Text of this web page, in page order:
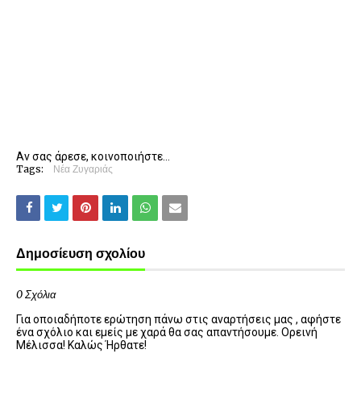
Αν σας άρεσε, κοινοποιήστε...
Tags: Νέα Ζυγαριάς
Δημοσίευση σχολίου
0 Σχόλια
Για οποιαδήποτε ερώτηση πάνω στις αναρτήσεις μας , αφήστε
ένα σχόλιο και εμείς με χαρά θα σας απαντήσουμε. Ορεινή
Μέλισσα! Καλώς Ήρθατε!